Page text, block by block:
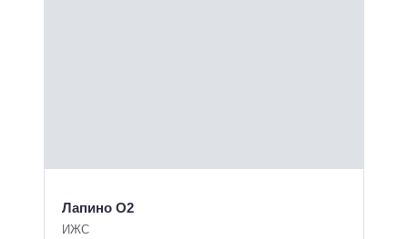
Лапино О2
ИЖС